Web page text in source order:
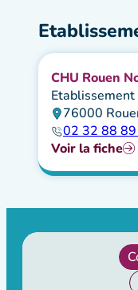
CHU Rouen
76000
02 32 88
Voir la fiche